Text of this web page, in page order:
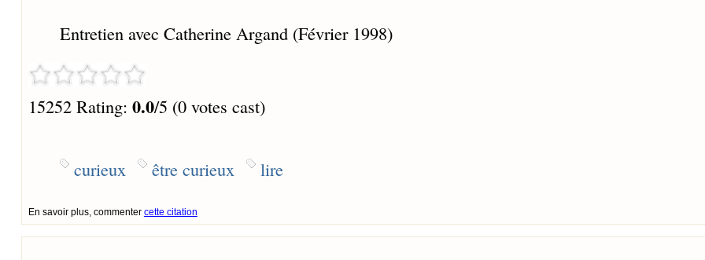
Entretien avec Catherine Argand (Février 1998)
15252 Rating: 0.0/5 (0 votes cast)
curieux être curieux lire
En savoir plus, commenter cette citation